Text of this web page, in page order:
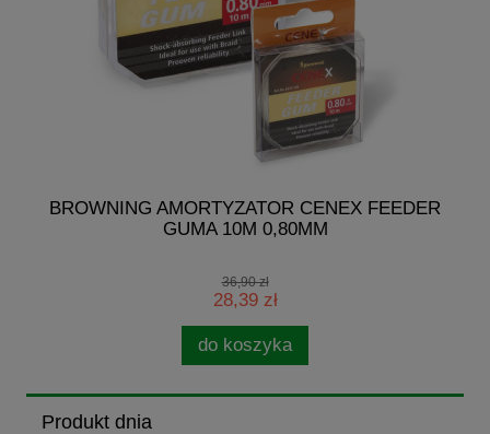
BROWNING AMORTYZATOR CENEX FEEDER
GUMA 10M 0,80MM
36,90 zł
28,39 zł
do koszyka
Produkt dnia